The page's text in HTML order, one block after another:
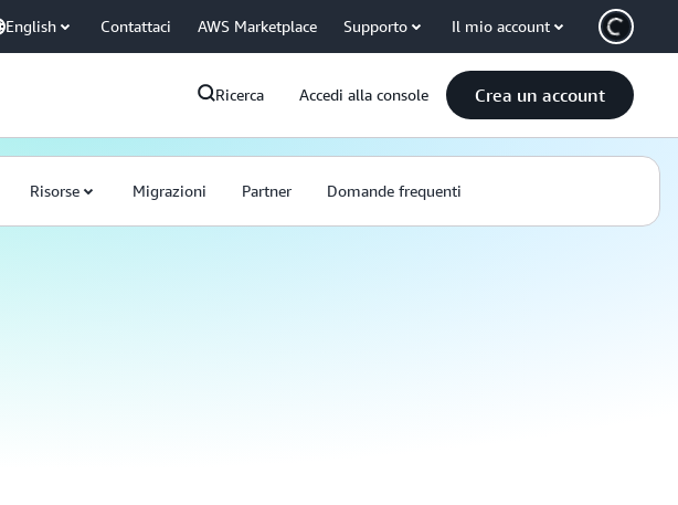
English Contattaci AWS Marketplace Supporto Il mio account
Ricerca Accedi alla console Crea un account
Risorse Migrazioni Partner Domande frequenti